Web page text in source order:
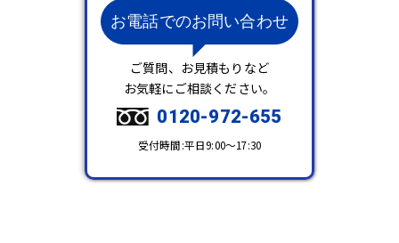
お電話でのお問い合わせ
ご質問、お見積もりなど
お気軽にご相談ください。
0120-972-655
受付時間:平日9:00～17:30